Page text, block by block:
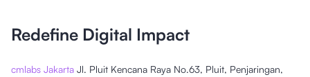
Redefine Digital Impact
cmlabs Jakarta Jl. Pluit Kencana Raya No.63, Pluit, Penjaringan,